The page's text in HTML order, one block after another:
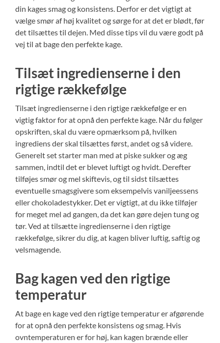
din kages smag og konsistens. Derfor er det vigtigt at
vælge smør af høj kvalitet og sørge for at det er blødt, før
det tilsættes til dejen. Med disse tips vil du være godt på
vej til at bage den perfekte kage.
Tilsæt ingredienserne i den
rigtige rækkefølge
Tilsæt ingredienserne i den rigtige rækkefølge er en
vigtig faktor for at opnå den perfekte kage. Når du følger
opskriften, skal du være opmærksom på, hvilken
ingrediens der skal tilsættes først, andet og så videre.
Generelt set starter man med at piske sukker og æg
sammen, indtil det er blevet luftigt og hvidt. Derefter
tilføjes smør og mel skiftevis, og til sidst tilsættes
eventuelle smagsgivere som eksempelvis vaniljeessens
eller chokoladestykker. Det er vigtigt, at du ikke tilføjer
for meget mel ad gangen, da det kan gøre dejen tung og
tør. Ved at tilsætte ingredienserne i den rigtige
rækkefølge, sikrer du dig, at kagen bliver luftig, saftig og
velsmagende.
Bag kagen ved den rigtige
temperatur
At bage en kage ved den rigtige temperatur er afgørende
for at opnå den perfekte konsistens og smag. Hvis
ovntemperaturen er for høj, kan kagen brænde eller